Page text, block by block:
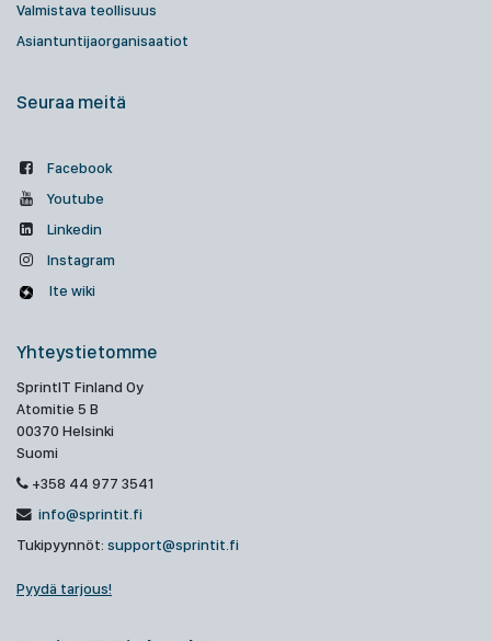
Valmistava teollisuus
Asiantuntijaorganisaatiot
Seuraa meitä
Facebook
Youtube
Linkedin
Instagram
Ite wiki
Yhteystietomme
SprintIT Finland Oy
Atomitie 5 B
00370 Helsinki
Suomi
+358 44 977 3541
info@sprintit.fi
Tukipyynnöt: support@sprintit.fi
Pyydä tarjous!